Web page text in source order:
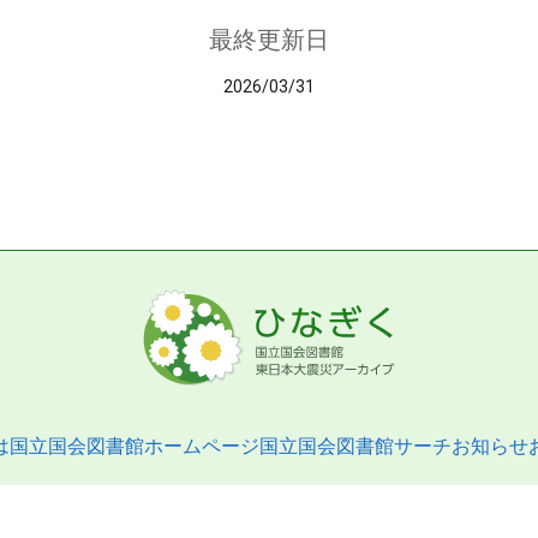
最終更新日
2026/03/31
国立国会図書館ホームページ国立国会図書館サーチお知らせ